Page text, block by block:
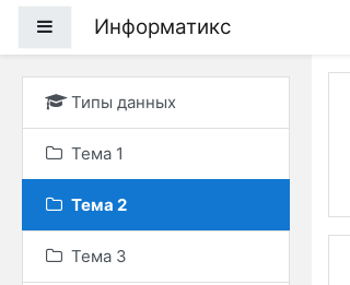
Боковая панель
Информатикс
Типы данных
Тема 1
Тема 2
Тема 3